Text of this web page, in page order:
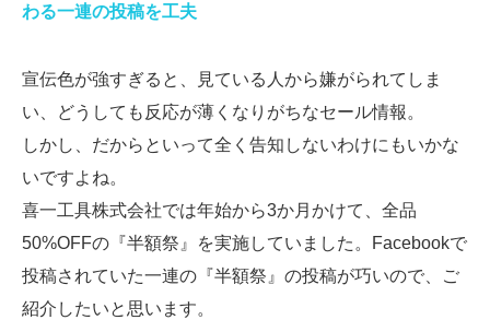
わる一連の投稿を工夫
宣伝色が強すぎると、見ている人から嫌がられてしま
い、どうしても反応が薄くなりがちなセール情報。
しかし、だからといって全く告知しないわけにもいかな
いですよね。
喜一工具株式会社では年始から3か月かけて、全品
50%OFFの『半額祭』を実施していました。Facebookで
投稿されていた一連の『半額祭』の投稿が巧いので、ご
紹介したいと思います。